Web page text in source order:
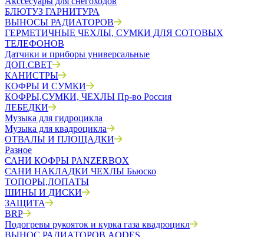
БЛЮТУЗ ГАРНИТУРА
ВЫНОСЫ РАДИАТОРОВ
ГЕРМЕТИЧНЫЕ ЧЕХЛЫ, СУМКИ ДЛЯ СОТОВЫХ
ТЕЛЕФОНОВ
Датчики и приборы универсальные
ДОП.СВЕТ
КАНИСТРЫ
КОФРЫ И СУМКИ
КОФРЫ,СУМКИ, ЧЕХЛЫ Пр-во Россия
ЛЕБЕДКИ
Музыка для гидроцикла
Музыка для квадроцикла
ОТВАЛЫ И ПЛОЩАДКИ
Разное
САНИ КОФРЫ PANZERBOX
САНИ НАКЛАДКИ ЧЕХЛЫ Бьюско
ТОПОРЫ,ЛОПАТЫ
ШИНЫ И ДИСКИ
ЗАЩИТА
BRP
Подогревы рукояток и курка газа квадроцикл
ВЫНОС РАДИАТОРОВ AODES